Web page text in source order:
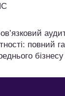
повний
бізнесу